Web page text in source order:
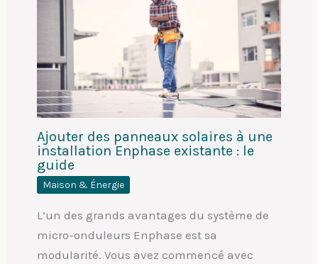
Ajouter des panneaux solaires à une
installation Enphase existante : le
guide
Maison & Énergie
L’un des grands avantages du système de
micro-onduleurs Enphase est sa
modularité. Vous avez commencé avec